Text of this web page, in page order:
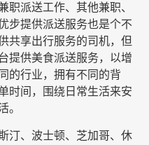
职派送工作、其他兼职、
步提供派送服务也是个不
共享出行服务的司机，但
提供美食派送服务，以增
的行业，拥有不同的背
时间，围绕日常生活来安
。
汀、波士顿、芝加哥、休